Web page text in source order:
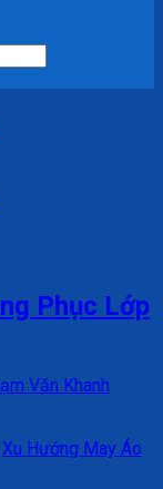
Phục Lớp
Văn Khanh
Xu Hướng May Áo